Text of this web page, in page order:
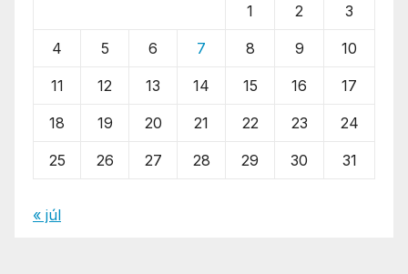
1 2 3
4 5 6 7 8 9 10
11 12 13 14 15 16 17
18 19 20 21 22 23 24
25 26 27 28 29 30 31
« júl